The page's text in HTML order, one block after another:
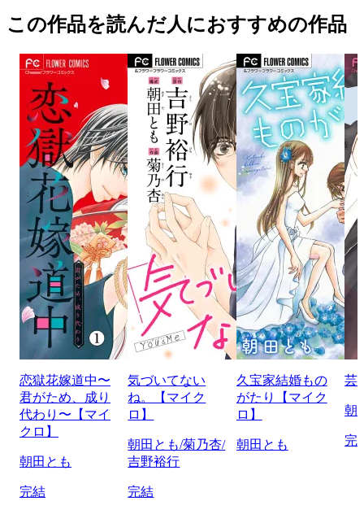
この作品を読んだ人におすすめの作品
恋獄花嫁道中〜
君がため、成り
代わり〜【マイ
クロ】
朝田とも
完結
気づいてない
ね。【マイク
ロ】
朝田とも/菊乃杏/
吉野裕行
完結
久宝家結婚もの
がたり【マイク
ロ】
朝田とも
芸
朝
完